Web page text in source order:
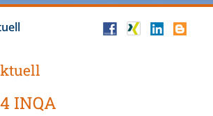
INQA